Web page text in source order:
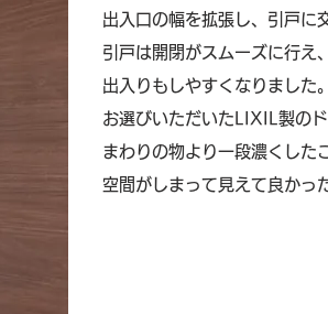
出入口の幅を拡張し、引戸に
引戸は開閉がスムーズに行え
出入りもしやすくなりました
お選びいただいたLIXIL製の
まわりの物より一段濃くした
空間がしまって見えて良かっ